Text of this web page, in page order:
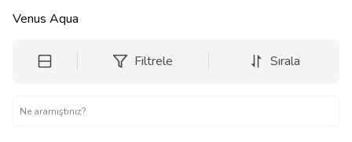
Venus Aqua
Filtrele Sırala